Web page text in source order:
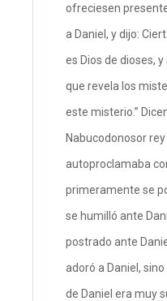
ofreciesen
a Daniel, y dijo:
es Dios de dioses,
que revela los
este misterio.”
Nabucodonosor
autoproclamaba
primeramente se
se humilló ante
postrado ante
adoró a Daniel,
de Daniel era muy